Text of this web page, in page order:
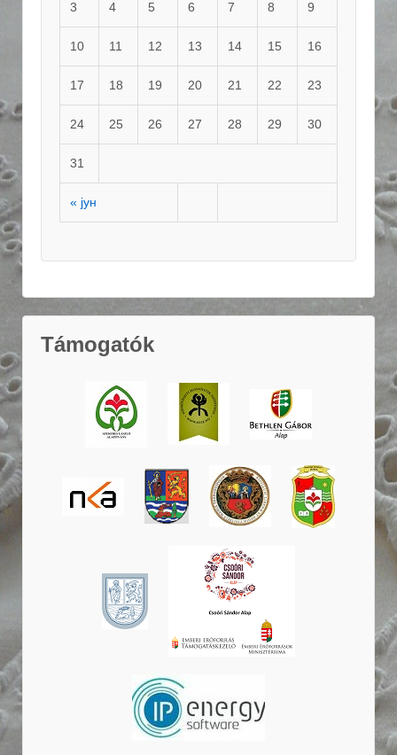
« јун
3 4 5 6 7 8 9
10 11 12 13 14 15 16
17 18 19 20 21 22 23
24 25 26 27 28 29 30
31
Támogatók